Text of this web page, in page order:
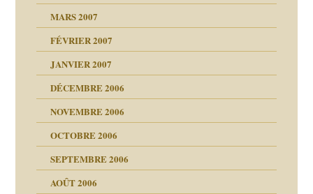
MARS 2007
FÉVRIER 2007
JANVIER 2007
DÉCEMBRE 2006
NOVEMBRE 2006
OCTOBRE 2006
SEPTEMBRE 2006
AOÛT 2006